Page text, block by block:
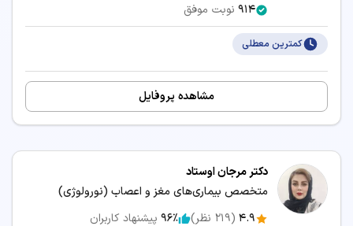
914 نوبت موفق
کمترین معطلی
مشاهده پروفایل
دکتر مرجان اوستاد
متخصص بیماری‌های مغز و اعصاب (نورولوژی)
4.9
(
219 نظر) 96٪ پیشنهاد کاربران